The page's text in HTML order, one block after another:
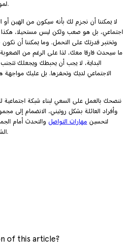
لمواقف بسيطة ليست شديدة الوطأة.
لا يمكننا أن نجزم لك بأنه سيكون من الهين
اجتماعي، بل هو صعب ولكن ليس مستحيلا، هكذا
وتختبر قدرتك على التحمل. وما يمكننا أن نكون
ما سيحدث فارقا معك، لذا على الرغم من الصعوبة
البداية، لا يجب أن يحبطك ويجعلك
الاجتماعي لديك وتحفزها. بل عليك مواجهة
ننصحك بالعمل على السعي لبناء شبكة اجتماعية
وأفراد العائلة بشكل روتيني، الانضمام إلى
لتحسين مهارات التواصل والتحدث أمام
الشبابية، قم بتعزيز مهاراتك وروايات.
of this article?